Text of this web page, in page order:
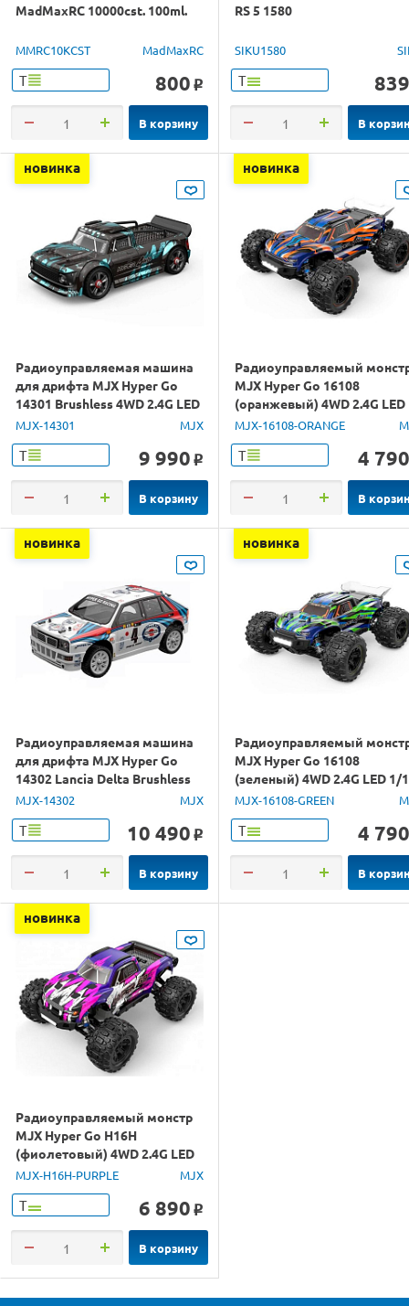
MadMaxRC 10000cst. 100ml.
MMRC10KCST MadMaxRC
Т 800 o
В корзину
RS 5 1580
SIKU1580
Т 839
В
новинка
Радиоуправляемая машина
для дрифта MJX Hyper Go
14301 Brushless 4WD 2.4G LED
1/14 RTR
MJX-14301 MJX
Т 9 990 o
В корзину
новинка
Радиоуправляемый
MJX Hyper Go 16108
(оранжевый) 4WD 2.4G LED
1/16 RTR
MJX-16108-ORANGE
Т 4 790
В
новинка
Радиоуправляемая машина
для дрифта MJX Hyper Go
14302 Lancia Delta Brushless
4WD 2.4G LED 1/14 RTR
MJX-14302 MJX
Т 10 490 o
В корзину
новинка
Радиоуправляемый
MJX Hyper Go 16108
(зеленый) 4WD 2.4G LED 1/
RTR
MJX-16108-GREEN
Т 4 790
В
новинка
Радиоуправляемый монстр
MJX Hyper Go H16H
(фиолетовый) 4WD 2.4G LED
GPS 1/16 RTR
MJX-H16H-PURPLE MJX
Т 6 890 o
В корзину